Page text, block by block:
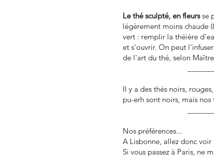
Le thé sculpté, en fleursse
légèrement moins chaude
vert : remplir la théière
et s'ouvrir. On peut
de l'art du thé, selon
Il y a des thés noirs,
pu-erh sont noirs, mais
​Nos préférences...​
A Lisbonne, allez donc
Si vous passez à Paris, ne